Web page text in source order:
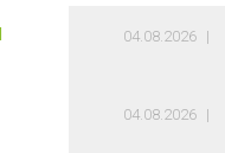
04.08.2026
04.08.2026